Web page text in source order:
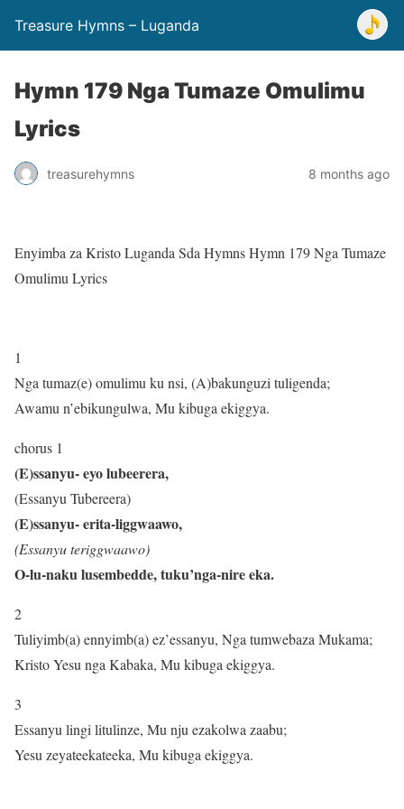
Treasure Hymns – Luganda
Hymn 179 Nga Tumaze Omulimu
Lyrics
treasurehymns 8 months ago
Enyimba za Kristo Luganda Sda Hymns Hymn 179 Nga Tumaze
Omulimu Lyrics
1
Nga tumaz(e) omulimu ku nsi, (A)bakunguzi tuligenda;
Awamu n’ebikungulwa, Mu kibuga ekiggya.
chorus 1
(E)ssanyu- eyo lubeerera,
(Essanyu Tubereera)
(E)ssanyu- erita-liggwaawo,
(Essanyu teriggwaawo)
O-lu-naku lusembedde, tuku’nga-nire eka.
2
Tuliyimb(a) ennyimb(a) ez’essanyu, Nga tumwebaza Mukama;
Kristo Yesu nga Kabaka, Mu kibuga ekiggya.
3
Essanyu lingi litulinze, Mu nju ezakolwa zaabu;
Yesu zeyateekateeka, Mu kibuga ekiggya.